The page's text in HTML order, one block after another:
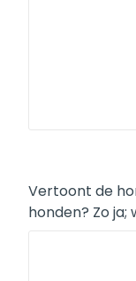
Vertoont de
honden? Zo ja;